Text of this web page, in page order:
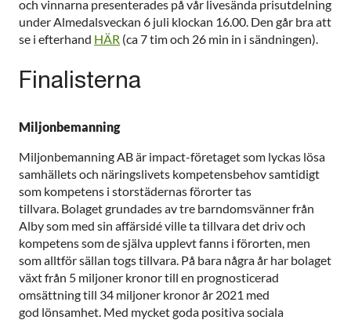
och vinnarna presenterades på vår livesända prisutdelning
under Almedalsveckan 6 juli klockan 16.00. Den går bra att
se i efterhand HÄR (ca 7 tim och 26 min in i sändningen).
Finalisterna
Miljonbemanning
Miljonbemanning AB är impact-företaget som lyckas lösa
samhällets och näringslivets kompetensbehov samtidigt
som kompetens i storstädernas förorter tas
tillvara. Bolaget grundades av tre barndomsvänner från
Alby som med sin affärsidé ville ta tillvara det driv och
kompetens som de själva upplevt fanns i förorten, men
som alltför sällan togs tillvara. På bara några år har bolaget
växt från 5 miljoner kronor till en prognosticerad
omsättning till 34 miljoner kronor år 2021 med
god lönsamhet. Med mycket goda positiva sociala